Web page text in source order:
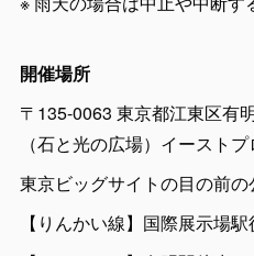
開催場所
〒135-0063 東京都江東区有
（石と光の広場）イースト
東京ビッグサイトの目の前の
【りんかい線】国際展示場